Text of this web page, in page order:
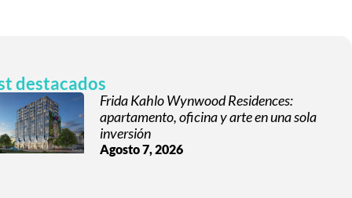
destacados
Frida Kahlo Wynwood Residences:
apartamento, oficina y arte en una sola
inversión
Agosto 7, 2026